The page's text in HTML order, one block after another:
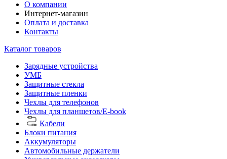
О компании
Интернет-магазин
Оплата и доставка
Контакты
Каталог товаров
Зарядные устройства
УМБ
Защитные стекла
Защитные пленки
Чехлы для телефонов
Чехлы для планшетов/E-book
Кабели
Блоки питания
Аккумуляторы
Автомобильные держатели